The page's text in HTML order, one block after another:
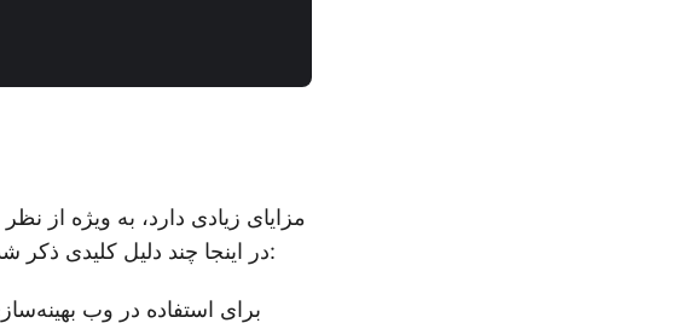
در اینجا چند دلیل کلیدی ذکر شده است که چرا ممکن است نیاز به انجام این تبدیل داشته باشید: